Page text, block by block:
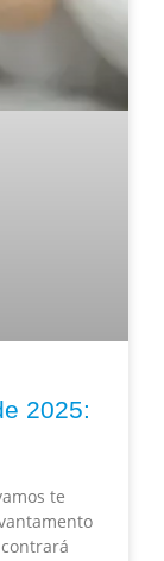
2025:
te